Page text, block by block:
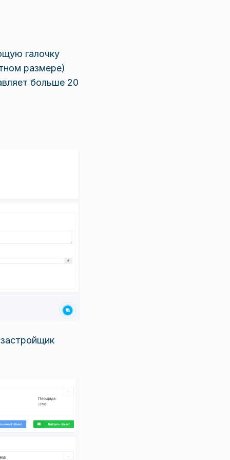
галочку
размере)
больше 20